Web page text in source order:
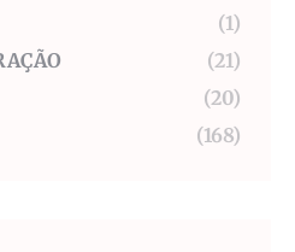
(1)
(21)
(20)
(168)